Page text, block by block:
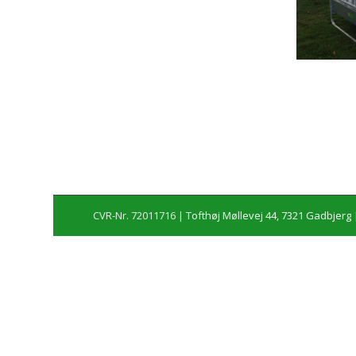
CVR-Nr. 72011716 |Tofthøj Møllevej 44, 7321 Gadbjerg